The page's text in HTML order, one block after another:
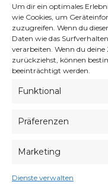
Um dir ein optimales
wie Cookies, um
zuzugreifen. Wenn du
Daten wie das
verarbeiten. Wenn du
zurückziehst, können
beeinträchtigt werden.
Funktional
Präferenzen
Marketing
Dienste verwalten
sagen
keinen